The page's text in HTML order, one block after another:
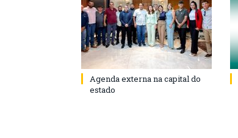
Agenda externa na capital do
estado